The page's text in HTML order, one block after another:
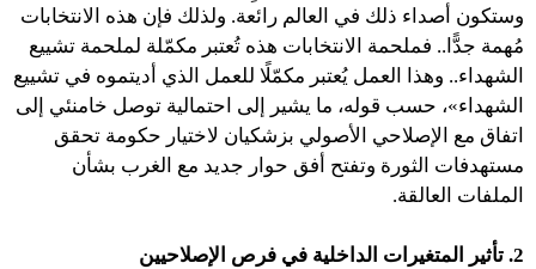
وستكون أصداء ذلك في العالم رائعة. ولذلك فإن هذه الانتخابات
مُهمة جدًّا.. فملحمة الانتخابات هذه تُعتبر مكمّلة لملحمة تشييع
الشهداء.. وهذا العمل يُعتبر مكمّلًا للعمل الذي أديتموه في تشييع
الشهداء»، حسب قوله، ما يشير إلى احتمالية توصل خامنئي إلى
اتفاق مع الإصلاحي الأصولي بزشكيان لاختيار حكومة تحقق
مستهدفات الثورة وتفتح أفق حوار جديد مع الغرب بشأن
الملفات العالقة.
2. تأثير المتغيرات الداخلية في فرص الإصلاحيين